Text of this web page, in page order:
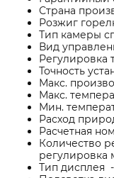
Страна
Розжиг
Тип камеры
Вид
Регулировка
Точность
Макс.
Макс.
Мин.
Расход
Расчетная
Количество
регулировка
Тип дисплея